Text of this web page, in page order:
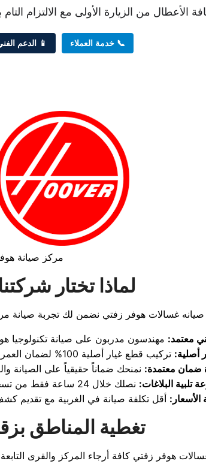
الأعطال من الزيارة الأولى مع الالتزام
📞 خدمة العملاء 📱 الدعم
مركز صيانة
لماذا تختار
معتمد:
أصلية:
ضمان معتمدة:
تلبية البلاغات:
الأسعار:
تغطية المناطق